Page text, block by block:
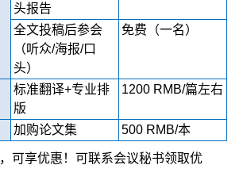
头报告
全文投稿后参会
（听众/海报/口
头）
免费（一名）
标准翻译+专业排
版
1200 RMB/篇左右
加购论文集 500 RMB/本
，可享优惠！可联系会议秘书领取优